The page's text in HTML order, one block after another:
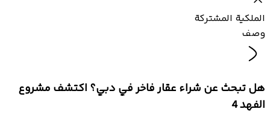
الملكية المشتركة
وصف
هل تبحث عن شراء عقار فاخر في دبي؟ اكتشف مشروع
الفهد 4